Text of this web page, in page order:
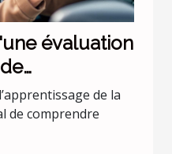
évaluation
de de la
de comprendre